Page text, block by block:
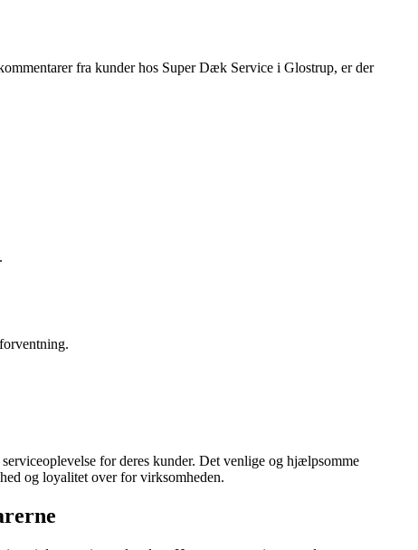
fra kunder hos Super Dæk Service i Glostrup, er der
for deres kunder. Det venlige og hjælpsomme
og loyalitet over for virksomheden.